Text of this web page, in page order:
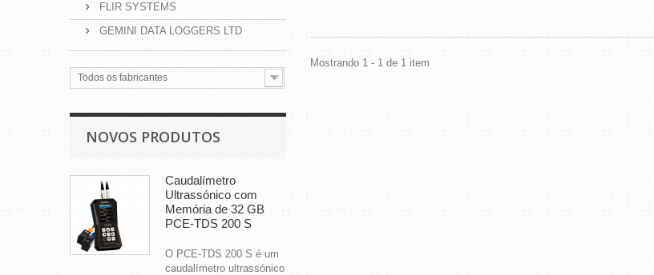
FLIR SYSTEMS
GEMINI DATA LOGGERS LTD
Todos os fabricantes
NOVOS PRODUTOS
Caudalímetro
Ultrassónico com
Memória de 32 GB
PCE-TDS 200 S
O PCE-TDS 200 S é um
caudalímetro ultrassónico
Mostrando 1 - 1 de 1 item